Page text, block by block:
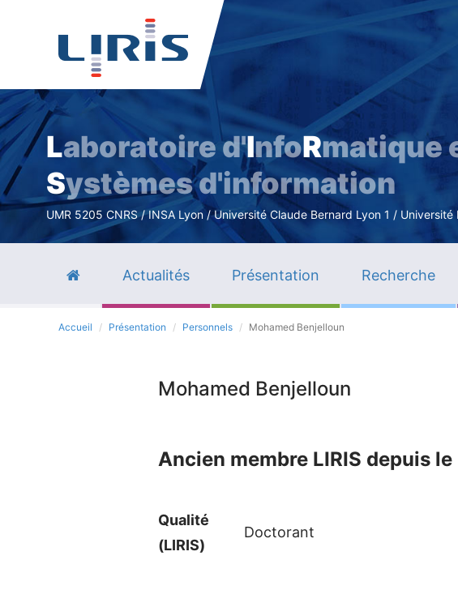
Laboratoire d'InfoRmatique
Systèmes d'information
UMR 5205 CNRS / INSA Lyon / Université Claude Bernard Lyon 1 /
Actualités Présentation Recherche
Accueil Présentation Personnels Mohamed Benjelloun
Mohamed Benjelloun
Ancien membre LIRIS depuis
Qualité
(LIRIS)
Doctorant